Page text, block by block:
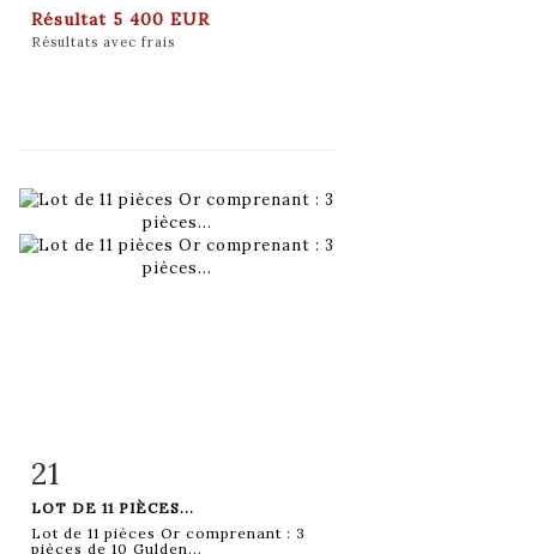
Résultat 5 400 EUR
Résultats avec frais
Fiche détaillée
21
LOT DE 11 PIÈCES...
Lot de 11 pièces Or comprenant : 3
pièces de 10 Gulden...